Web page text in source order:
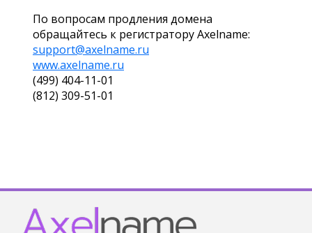
По вопросам продления домена
обращайтесь к регистратору Axelname:
support@axelname.ru
www.axelname.ru
(499) 404-11-01
(812) 309-51-01